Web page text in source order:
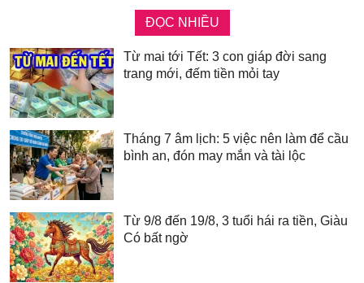
ĐỌC NHIỀU
Từ mai tới Tết: 3 con giáp đời sang
trang mới, đếm tiền mỏi tay
Tháng 7 âm lịch: 5 việc nên làm để cầu
bình an, đón may mắn và tài lộc
Từ 9/8 đến 19/8, 3 tuổi hái ra tiền, Giàu
Có bất ngờ